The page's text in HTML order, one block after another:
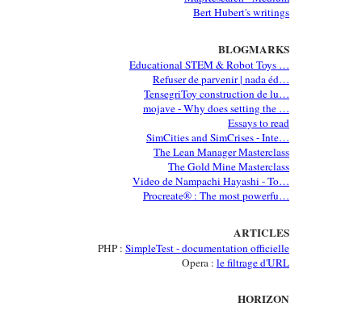
Bert Hubert's writings
BLOGMARKS
Educational STEM & Robot Toys …
Refuser de parvenir | nada éd…
TensegriToy construction de lu…
mojave - Why does setting the …
Essays to read
SimCities and SimCrises - Inte…
The Lean Manager Masterclass
The Gold Mine Masterclass
Video de Nampachi Hayashi - To…
Procreate® : The most powerfu…
ARTICLES
PHP : SimpleTest - documentation officielle
Opera : le filtrage d'URL
HORIZON